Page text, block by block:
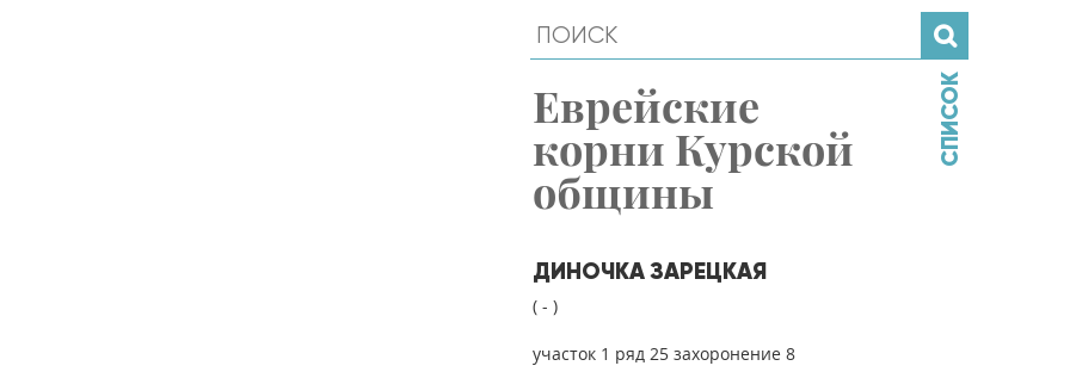
Еврейские
корни Курской
общины
ДИНОЧКА ЗАРЕЦКАЯ
( - )
участок 1 ряд 25 захоронение 8
СПИСОК